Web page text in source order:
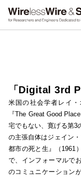
「Digital 3rd
米国の社会学者レイ・
『The Great Good
宅でもない、寛げる第3
の主張自体はジェイン
都市の死と生』（1961
で、インフォーマルで
のコミュニケーション